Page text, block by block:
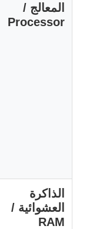
المعالج /
Processor
الذاكرة
العشوائية /
RAM